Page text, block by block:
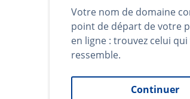
Votre nom de domaine
point de départ de votre
en ligne : trouvez celui qui
ressemble.
Continuer